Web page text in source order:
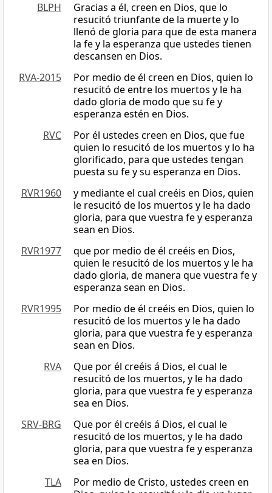
BLPH
Gracias a él, creen en Dios, que lo
resucitó triunfante de la muerte y lo
llenó de gloria para que de esta manera
la fe y la esperanza que ustedes tienen
descansen en Dios.
RVA-2015
Por medio de él creen en Dios, quien lo
resucitó de entre los muertos y le ha
dado gloria de modo que su fe y
esperanza estén en Dios.
RVC
Por él ustedes creen en Dios, que fue
quien lo resucitó de los muertos y lo ha
glorificado, para que ustedes tengan
puesta su fe y su esperanza en Dios.
RVR1960
y mediante el cual creéis en Dios, quien
le resucitó de los muertos y le ha dado
gloria, para que vuestra fe y esperanza
sean en Dios.
RVR1977
que por medio de él creéis en Dios,
quien le resucitó de los muertos y le ha
dado gloria, de manera que vuestra fe y
esperanza sean en Dios.
RVR1995
Por medio de él creéis en Dios, quien lo
resucitó de los muertos y le ha dado
gloria, para que vuestra fe y esperanza
sean en Dios.
RVA
Que por él creéis á Dios, el cual le
resucitó de los muertos, y le ha dado
gloria, para que vuestra fe y esperanza
sea en Dios.
SRV-BRG
Que por él creéis á Dios, el cual le
resucitó de los muertos, y le ha dado
gloria, para que vuestra fe y esperanza
sea en Dios.
TLA
Por medio de Cristo, ustedes creen en